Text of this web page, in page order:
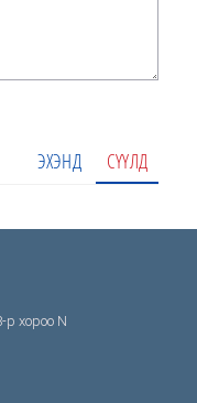
ЭХЭНД СҮҮЛД
хороо N